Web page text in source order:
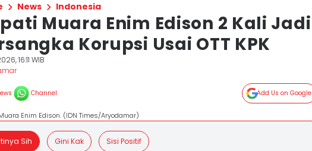
News Indonesia
Muara Enim Edison 2 Kali Jadi
Korupsi Usai OTT KPK
16:11 WIB
Channel Add Us on Google
Enim Edison. (IDN Times/Aryodamar)
Sih Gini Kak Sisi Positif